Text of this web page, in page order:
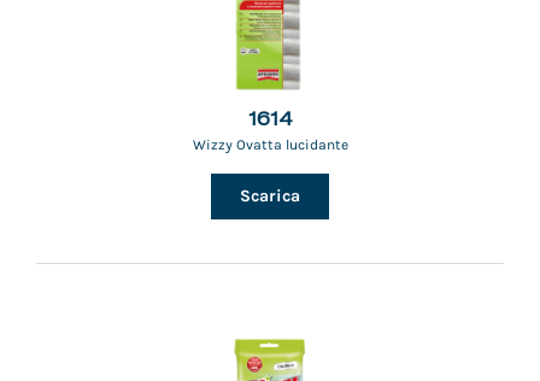
1614
Wizzy Ovatta lucidante
Scarica